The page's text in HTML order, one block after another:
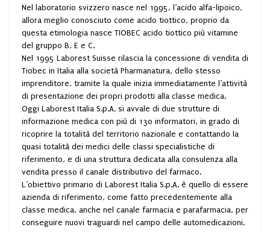
Nel laboratorio svizzero nasce nel 1995, l’acido alfa-lipoico,
allora meglio conosciuto come acido tiottico, proprio da
questa etimologia nasce TIOBEC acido tiottico più vitamine
del gruppo B, E e C.
Nel 1995 Laborest Suisse rilascia la concessione di vendita di
Tiobec in Italia alla società Pharmanatura, dello stesso
imprenditore, tramite la quale inizia immediatamente l’attività
di presentazione dei propri prodotti alla classe medica.
Oggi Laborest Italia S.p.A. si avvale di due strutture di
informazione medica con più di 130 informatori, in grado di
ricoprire la totalità del territorio nazionale e contattando la
quasi totalità dei medici delle classi specialistiche di
riferimento, e di una struttura dedicata alla consulenza alla
vendita presso il canale distributivo del farmaco.
L’obiettivo primario di Laborest Italia S.p.A. è quello di essere
azienda di riferimento, come fatto precedentemente alla
classe medica, anche nel canale farmacia e parafarmacia, per
conseguire nuovi traguardi nel campo delle automedicazioni.